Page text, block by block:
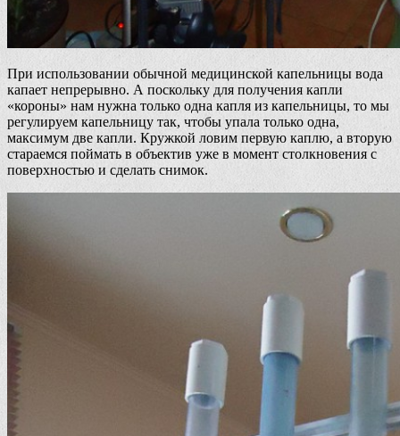
При использовании обычной медицинской капельницы вода
капает непрерывно. А поскольку для получения капли
«короны» нам нужна только одна капля из капельницы, то мы
регулируем капельницу так, чтобы упала только одна,
максимум две капли. Кружкой ловим первую каплю, а вторую
стараемся поймать в объектив уже в момент столкновения с
поверхностью и сделать снимок.